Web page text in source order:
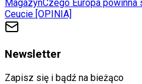
MagazynCzego Europa
Ceucie [OPINIA]
Newsletter
Zapisz się i bądź na bieżąco